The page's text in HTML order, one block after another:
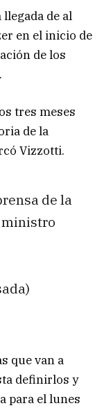
de al
en el inicio de
de los
tres meses
de la
Vizzotti.
de la
ministro
que van a
definirlos y
para el lunes